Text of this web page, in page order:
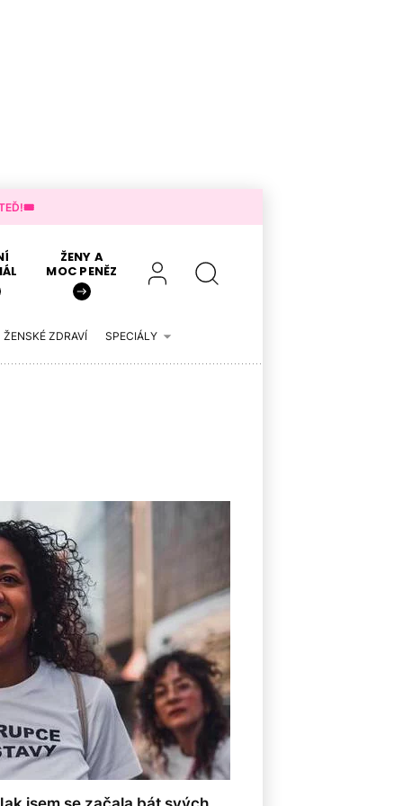
TEĎ!🎟️
ŽENY A
MOC PENĚZ
ŽENSKÉ ZDRAVÍ SPECIÁLY